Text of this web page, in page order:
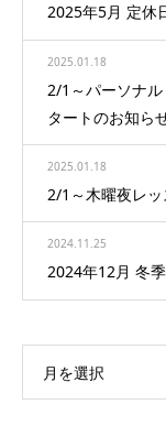
2025年5月 定休
2025.01.18
2/1～パーソナ
タートのお知ら
2025.01.18
2/1～木曜夜レ
2024.11.25
2024年12月 冬
月を選択